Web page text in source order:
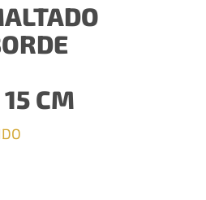
CM